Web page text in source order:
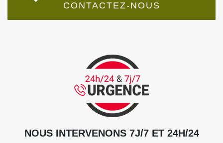
CONTACTEZ-NOUS
NOUS INTERVENONS 7J/7 ET 24H/24